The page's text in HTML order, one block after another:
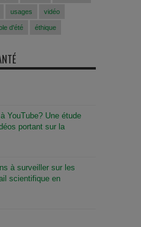
usages vidéo
d'été éthique
YouTube? Une étude
portant sur la
à surveiller sur les
scientifique en